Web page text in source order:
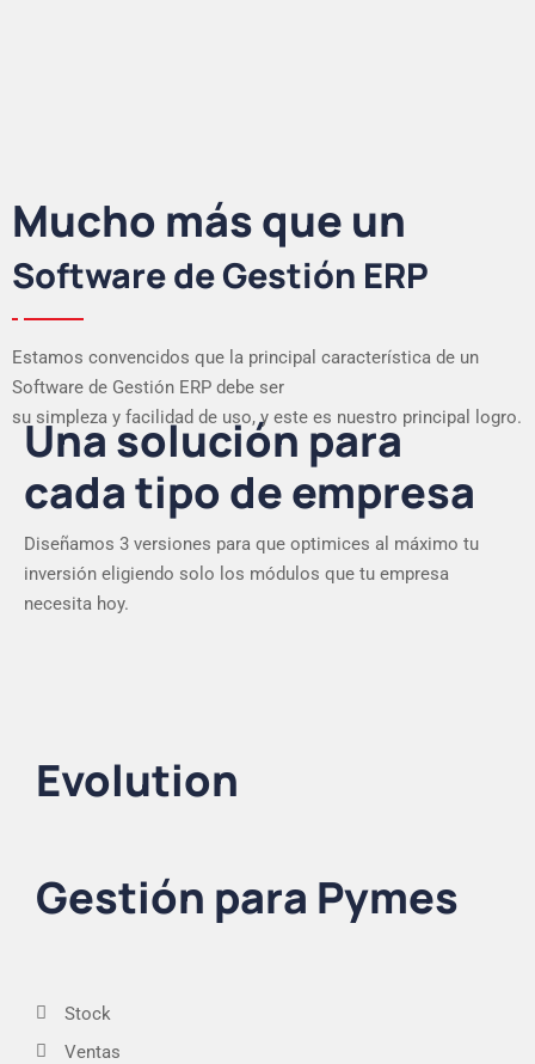
Mucho más que un
Software de Gestión ERP
Estamos convencidos que la principal característica de un
Software de Gestión ERP debe ser
su simpleza y facilidad de uso, y este es nuestro principal logro.
Una solución para
cada tipo de empresa
Diseñamos 3 versiones para que optimices al máximo tu
inversión eligiendo solo los módulos que tu empresa
necesita hoy.
Evolution
Gestión para Pymes
Stock
Ventas